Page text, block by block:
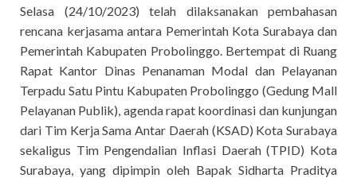
Selasa (24/10/2023) telah dilaksanakan pembahasan
rencana kerjasama antara Pemerintah Kota Surabaya dan
Pemerintah Kabupaten Probolinggo. Bertempat di Ruang
Rapat Kantor Dinas Penanaman Modal dan Pelayanan
Terpadu Satu Pintu Kabupaten Probolinggo (Gedung Mall
Pelayanan Publik), agenda rapat koordinasi dan kunjungan
dari Tim Kerja Sama Antar Daerah (KSAD) Kota Surabaya
sekaligus Tim Pengendalian Inflasi Daerah (TPID) Kota
Surabaya, yang dipimpin oleh Bapak Sidharta Praditya